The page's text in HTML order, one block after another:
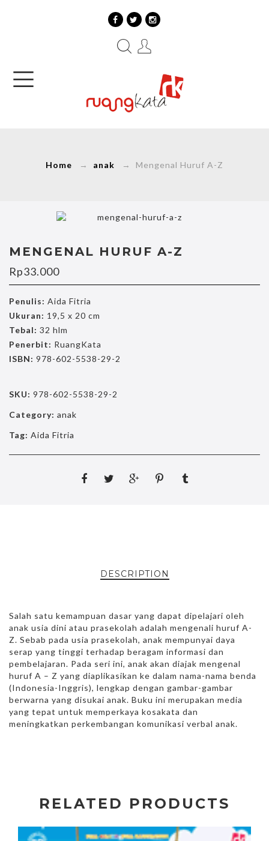
Home → anak → Mengenal Huruf A-Z
MENGENAL HURUF A-Z
Rp33.000
Penulis: Aida Fitria
Ukuran: 19,5 x 20 cm
Tebal: 32 hlm
Penerbit: RuangKata
ISBN: 978-602-5538-29-2
SKU: 978-602-5538-29-2
Category: anak
Tag: Aida Fitria
DESCRIPTION
Salah satu kemampuan dasar yang dapat dipelajari oleh
anak usia dini atau prasekolah adalah mengenali huruf A-
Z. Sebab pada usia prasekolah, anak mempunyai daya
serap yang tinggi terhadap beragam informasi dan
pembelajaran. Pada seri ini, anak akan diajak mengenal
huruf A – Z yang diaplikasikan ke dalam nama-nama benda
(Indonesia-Inggris), lengkap dengan gambar-gambar
berwarna yang disukai anak. Buku ini merupakan media
yang tepat untuk memperkaya kosakata dan
meningkatkan perkembangan komunikasi verbal anak.
RELATED PRODUCTS